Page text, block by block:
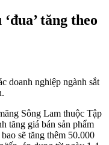
tăng theo
doanh nghiệp ngành sắt
Sông Lam thuộc Tập
tăng giá bán sản phẩm
sẽ tăng thêm 50.000